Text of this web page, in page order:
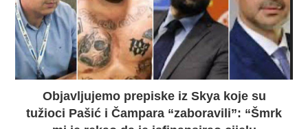
Objavljujemo prepiske iz Skya koje su
tužioci Pašić i Čampara “zaboravili”: “Šmrk